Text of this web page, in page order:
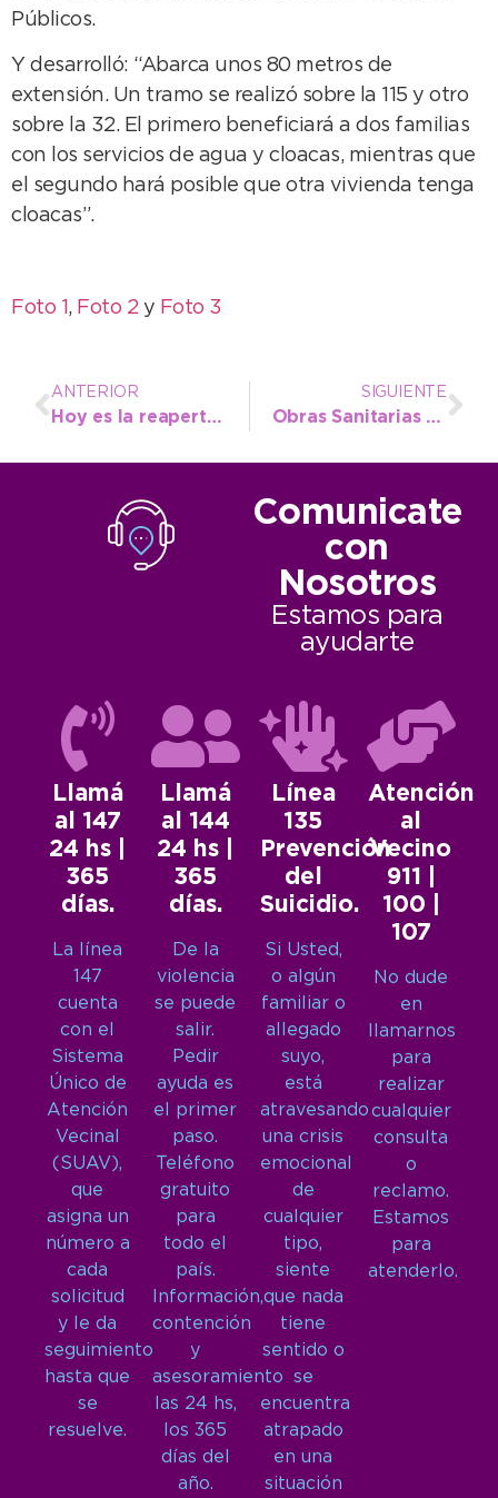
Públicos.
Y desarrolló: “Abarca unos 80 metros de
extensión. Un tramo se realizó sobre la 115 y otro
sobre la 32. El primero beneficiará a dos familias
con los servicios de agua y cloacas, mientras que
el segundo hará posible que otra vivienda tenga
cloacas”.
Foto 1 , Foto 2 y Foto 3
ANTERIOR
Hoy es la reapertura del Museo, con nuevas salas y puesta en valor
SIGUIENTE
Obras Sanitarias reparó caño maestro en el Barrio Banco Provincia
Comunicate
con
Nosotros
Estamos para
ayudarte
Llamá
al 147
24 hs |
365
días.
La línea
147
cuenta
con el
Sistema
Único de
Atención
Vecinal
(SUAV),
que
asigna un
número a
cada
solicitud
y le da
seguimiento
hasta que
se
resuelve.
Llamá
al 144
24 hs |
365
días.
De la
violencia
se puede
salir.
Pedir
ayuda es
el primer
paso.
Teléfono
gratuito
para
todo el
país.
Información,
contención
y
asesoramiento
las 24 hs,
los 365
días del
año.
Línea
135
Prevención
del
Suicidio.
Si Usted,
o algún
familiar o
allegado
suyo,
está
atravesando
una crisis
emocional
de
cualquier
tipo,
siente
que nada
tiene
sentido o
se
encuentra
atrapado
en una
situación
Atención
al
Vecino
911 |
100 |
107
No dude
en
llamarnos
para
realizar
cualquier
consulta
o
reclamo.
Estamos
para
atenderlo.